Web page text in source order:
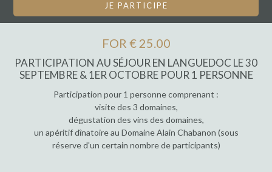
JE PARTICIPE
FOR € 25.00
PARTICIPATION AU SÉJOUR EN LANGUEDOC LE 30
SEPTEMBRE & 1ER OCTOBRE POUR 1 PERSONNE
Participation pour 1 personne comprenant :
visite des 3 domaines,
dégustation des vins des domaines,
un apéritif dînatoire au Domaine Alain Chabanon (sous
réserve d'un certain nombre de participants)